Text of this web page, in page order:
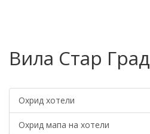
Вила Стар Град
Охрид хотели
Охрид мапа на хотели